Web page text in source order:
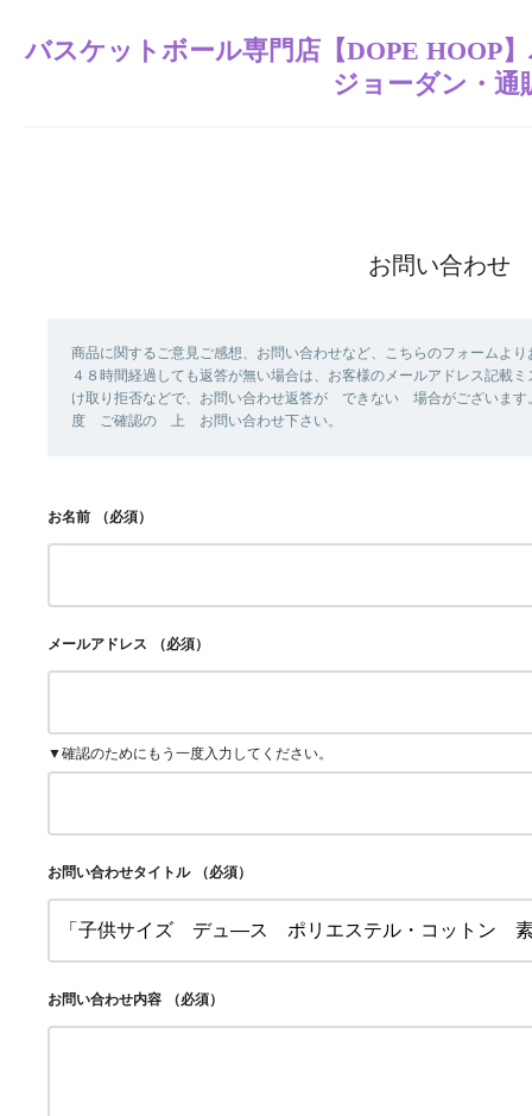
バスケットボール専門店【DOPE HOOP
ジョーダン・通
お問い合わせ
商品に関するご意見ご感想、お問い合わせなど、こちらのフォームよ
４８時間経過しても返答が無い場合は、お客様のメールアドレス記
け取り拒否などで、お問い合わせ返答が できない 場合がございま
度 ご確認の 上 お問い合わせ下さい。
お名前 （必須）
メールアドレス （必須）
▼確認のためにもう一度入力してください。
お問い合わせタイトル （必須）
お問い合わせ内容 （必須）